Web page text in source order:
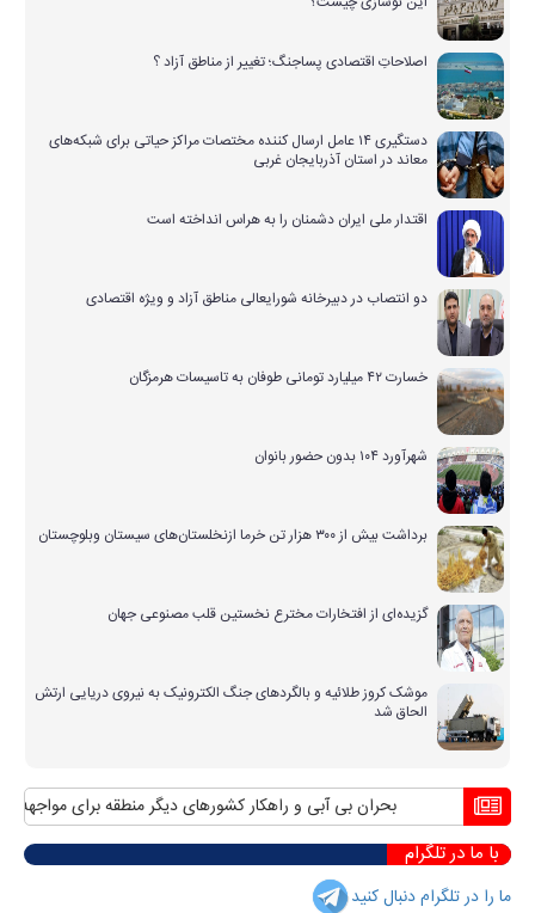
اصلاحاتِ اقتصادی پساجنگ؛ تغییر از مناطق آزاد ؟
دستگیری ۱۴ عامل ارسال کننده مختصات مراکز حیاتی برای شبکه‌های
معاند در استان آذربایجان غربی
اقتدار ملی ایران دشمنان را به هراس انداخته است
دو انتصاب در دبیرخانه شورایعالی مناطق آزاد و ویژه اقتصادی
خسارت ۴۲ میلیارد تومانی طوفان به تاسیسات هرمزگان
شهرآورد ۱۰۴ بدون حضور بانوان
برداشت بیش از ۳۰۰ هزار تن خرما ازنخلستان‌های سیستان وبلوچستان
گزیده‌ای از افتخارات مخترع نخستین قلب مصنوعی جهان
موشک کروز طلائیه و بالگردهای جنگ الکترونیک به نیروی دریایی ارتش
الحاق شد
بحران بی آبی و راهکار کشورهای دیگر منطقه برای مواجهه با آن
با ما در تلگرام
ما را در تلگرام دنبال کنید